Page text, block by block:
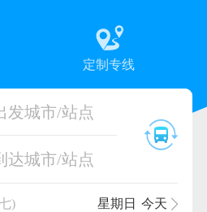
定制专线
发城市/站点
达城市/站点
) 星期日 今天